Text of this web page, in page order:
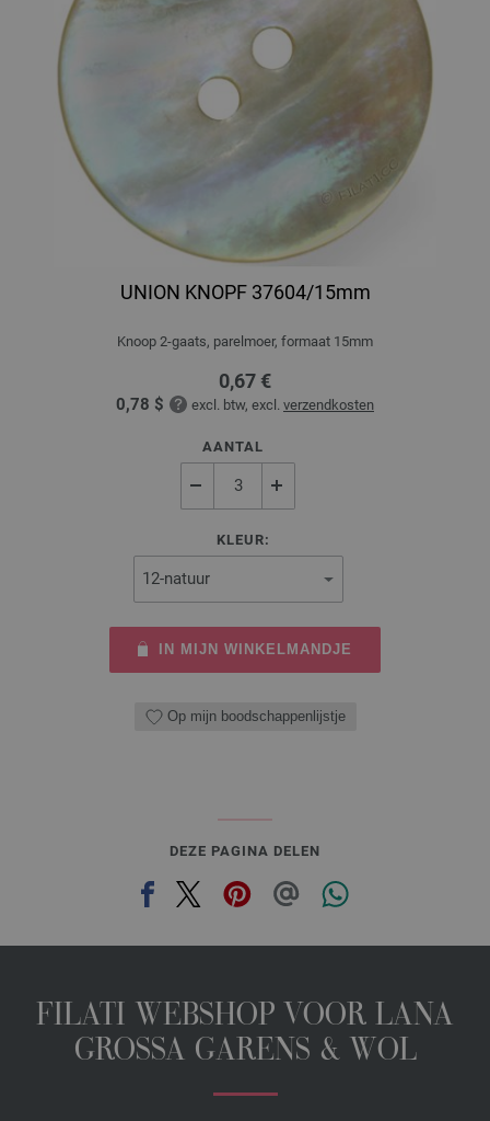
UNION KNOPF 37604/15mm
Knoop 2-gaats, parelmoer, formaat 15mm
0,67 €
0,78 $ excl. btw, excl. verzendkosten
AANTAL
KLEUR:
IN MIJN WINKELMANDJE
Op mijn boodschappenlijstje
DEZE PAGINA DELEN
FILATI WEBSHOP VOOR LANA
GROSSA GARENS & WOL